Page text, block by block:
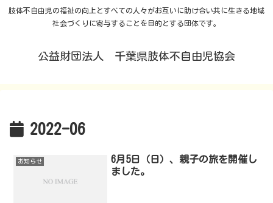
肢体不自由児の福祉の向上とすべての人々がお互いに助け合い共に生きる地域
社会づくりに寄与することを目的とする団体です。
公益財団法人 千葉県肢体不自由児協会
2022-06
お知らせ
6月5日（日）、親子の旅を開催し
ました。